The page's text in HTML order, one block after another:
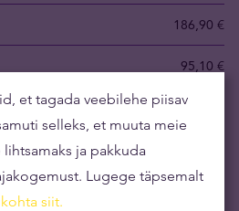
186,90 €
95,10 €
on muutunud 215.79%, võrreldes
677,74 EUR/oz.
3 756,60 EUR/oz
et tagada veebilehe piisav
selleks, et muuta meie
ja pakkuda
Lugege täpsemalt
siit.